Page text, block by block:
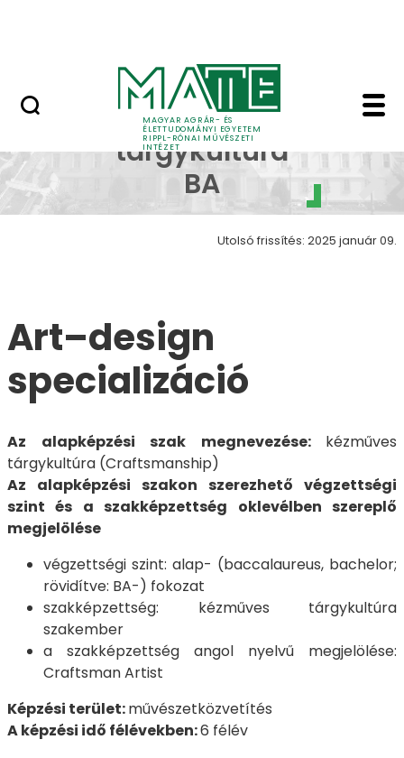
MAGYAR AGRÁR- ÉS
ÉLETTUDOMÁNYI EGYETEM
RIPPL-RÓNAI MŰVÉSZETI
INTÉZET
Art design galéria
Kézműves
tárgykultúra
BA
Utolsó frissítés: 2025 január 09.
Art–design
specializáció
Az alapképzési szak megnevezése: kézműves
tárgykultúra (Craftsmanship)
Az alapképzési szakon szerezhető végzettségi
szint és a szakképzettség oklevélben szereplő
megjelölése
végzettségi szint: alap- (baccalaureus, bachelor;
rövidítve: BA-) fokozat
szakképzettség: kézműves tárgykultúra
szakember
a szakképzettség angol nyelvű megjelölése:
Craftsman Artist
Képzési terület:művészetközvetítés
A képzési idő félévekben:6 félév